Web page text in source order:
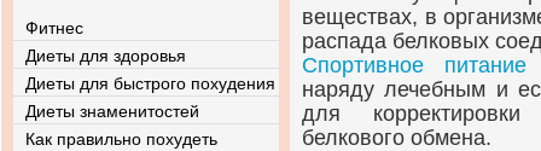
веществах, в
распада белковых
Спортивное питание
наряду лечебным и
для корректировки
белкового обмена.
Фитнес
Диеты для здоровья
Диеты для быстрого похудения
Диеты знаменитостей
Как правильно похудеть